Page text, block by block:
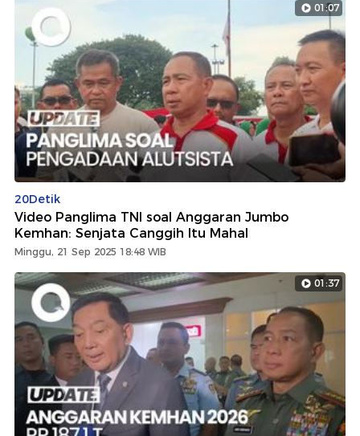
01:07
20Detik
Video Panglima TNI soal Anggaran Jumbo
Kemhan: Senjata Canggih Itu Mahal
Minggu, 21 Sep 2025 18:48 WIB
01:37